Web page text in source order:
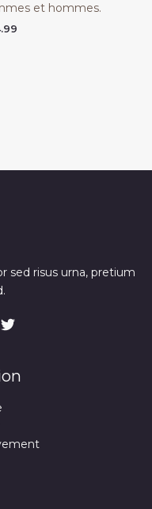
et hommes.
sed risus urna, pretium